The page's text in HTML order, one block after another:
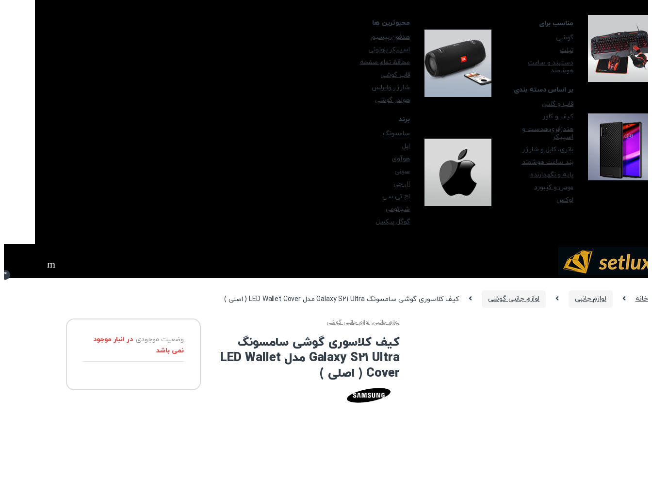
محبوترین ها
هدفون بیسیم
اسپیکر بلوتوثی
محافظ تمام صفحه
قاب گوشی
شارژر وایرلس
هولدر گوشی
برند
سامسونگ
اپل
هوآوی
سونی
ال جی
اچ تی سی
شیائومی
گوگل پیکسل
مناسب برای
گوشی
تبلت
دستبند و ساعت
هوشمند
بر اساس دسته بندی
قاب و گلس
کیف و کاور
هندزفری،هدست و
اسپیکر
باتری، کابل و شارژر
بند ساعت هوشمند
پایه و نگهدارنده
موس و کیبورد
لوکس
0
خانه لوازم جانبی لوازم جانبی گوشی کیف کلاسوری گوشی سامسونگ Galaxy S21 Ultra مدل LED Wallet Cover ( اصلی )
لوازم جانبی,لوازم جانبی گوشی
کیف کلاسوری گوشی سامسونگ
Galaxy S21 Ultra مدل LED Wallet
Cover ( اصلی )
وضعیت موجودی:در انبار موجود
نمی باشد